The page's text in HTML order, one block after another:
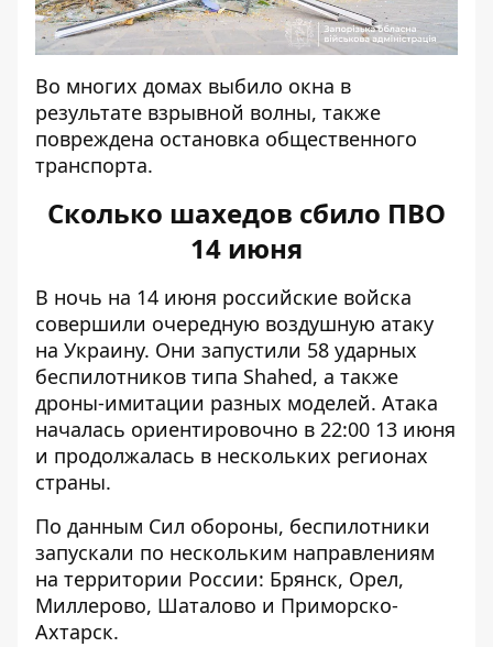
Во многих домах выбило окна в
результате взрывной волны, также
повреждена остановка общественного
транспорта.
Сколько шахедов сбило ПВО
14 июня
В ночь на 14 июня российские войска
совершили очередную воздушную атаку
на Украину. Они запустили 58 ударных
беспилотников типа Shahed, а также
дроны-имитации разных моделей. Атака
началась ориентировочно в 22:00 13 июня
и продолжалась в нескольких регионах
страны.
По данным Сил обороны, беспилотники
запускали по нескольким направлениям
на территории России: Брянск, Орел,
Миллерово, Шаталово и Приморско-
Ахтарск.